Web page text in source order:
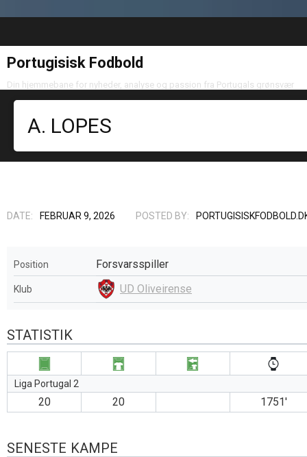
Portugisisk Fodbold
Din hjemmebane for nyheder, analyse og passion fra Portugals grønsvær
A. LOPES
DATE: FEBRUAR 9, 2026 POSTED BY:
Position Forsvarsspiller
Klub UD Oliveirense
STATISTIK
Liga Portugal 2
20 20 1751′
SENESTE KAMPE